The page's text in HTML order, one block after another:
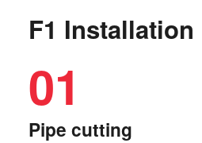
F1 Installation
01
Pipe cutting